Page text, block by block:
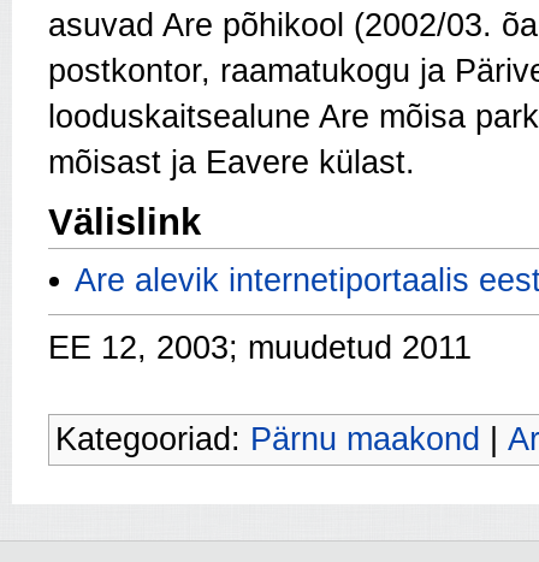
asuvad Are põhikool (2002/03.
postkontor, raamatukogu ja
looduskaitsealune Are mõisa
mõisast ja Eavere külast.
Välislink
Are alevik internetiportaalis
EE 12, 2003; muudetud 2011
Kategooriad: Pärnu maakond